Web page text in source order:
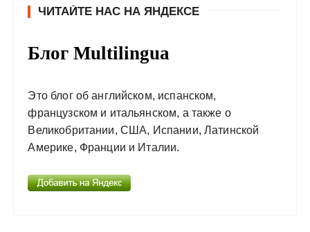
ЧИТАЙТЕ НАС НА ЯНДЕКСЕ
Блог Multilingua
Это блог об английском, испанском,
французском и итальянском, а также о
Великобритании, США, Испании, Латинской
Америке, Франции и Италии.